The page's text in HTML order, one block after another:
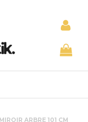
MIROIR ARBRE 101 CM